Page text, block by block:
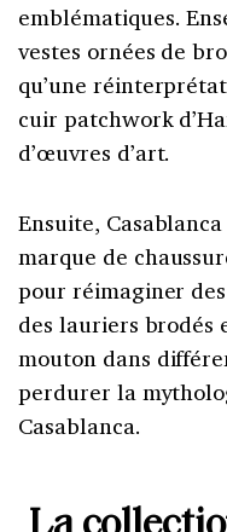
emblématiques.
vestes ornées de
qu’une
cuir patchwork
d’œuvres d’art.
Ensuite,
marque de
pour réimaginer
des lauriers brodés
mouton dans
perdurer la
Casablanca.